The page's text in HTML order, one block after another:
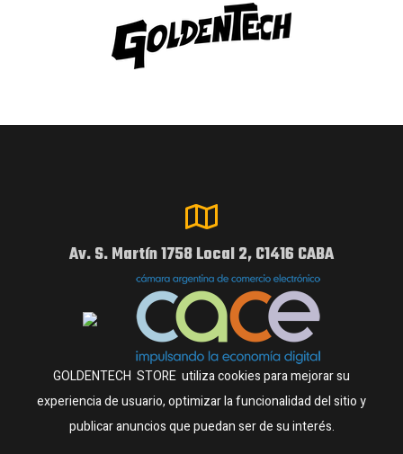
Av. S. Martín 1758 Local 2, C1416 CABA
GOLDENTECH STORE utiliza cookies para mejorar su
experiencia de usuario, optimizar la funcionalidad del sitio y
publicar anuncios que puedan ser de su interés.